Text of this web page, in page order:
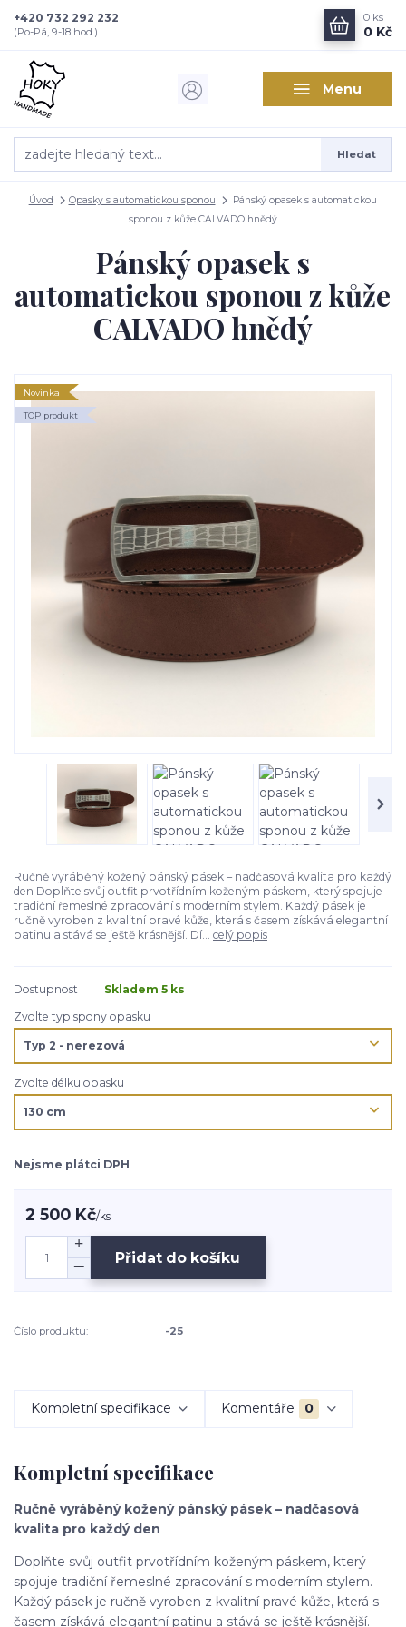
Menu
Hledat
+420 732 292 232
(Po-Pá, 9-18 hod.)
0 ks
0 Kč
Úvod Opasky s automatickou sponou
Pánský opasek s automatickou
sponou z kůže CALVADO hnědý
Pánský opasek s
automatickou sponou z kůže
CALVADO hnědý
Novinka
TOP produkt
Ručně vyráběný kožený pánský pásek – nadčasová kvalita pro každý
den Doplňte svůj outfit prvotřídním koženým páskem, který spojuje
tradiční řemeslné zpracování s moderním stylem. Každý pásek je
ručně vyroben z kvalitní pravé kůže, která s časem získává elegantní
patinu a stává se ještě krásnější. Dí... celý popis
Dostupnost
Skladem 5 ks
Zvolte typ spony opasku
Zvolte délku opasku
Nejsme plátci DPH
2 500 Kč/ks
Přidat do košíku
Číslo produktu: -25
Kompletní specifikace Komentáře 0
Kompletní specifikace
Ručně vyráběný kožený pánský pásek – nadčasová
kvalita pro každý den
Doplňte svůj outfit prvotřídním koženým páskem, který
spojuje tradiční řemeslné zpracování s moderním stylem.
Každý pásek je ručně vyroben z kvalitní pravé kůže, která s
časem získává elegantní patinu a stává se ještě krásnější.